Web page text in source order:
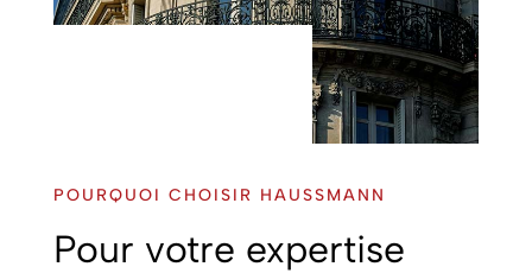
POURQUOI CHOISIR HAUSSMANN
Pour votre expertise